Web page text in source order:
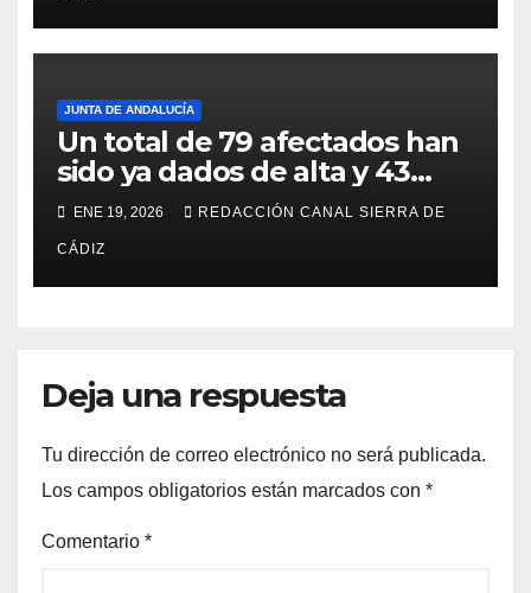
JUNTA DE ANDALUCÍA
Un total de 79 afectados han
sido ya dados de alta y 43
permanecen ingresados
ENE 19, 2026 REDACCIÓN CANAL SIERRA DE
CÁDIZ
Deja una respuesta
Tu dirección de correo electrónico no será publicada.
Los campos obligatorios están marcados con *
Comentario *